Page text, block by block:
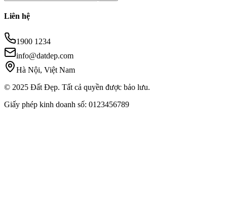
Liên hệ
1900 1234
info@datdep.com
Hà Nội, Việt Nam
© 2025 Đất Đẹp. Tất cả quyền được bảo lưu.
Giấy phép kinh doanh số: 0123456789